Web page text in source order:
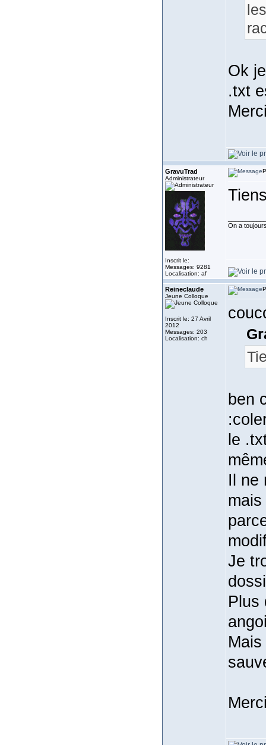
Ok
.txt
GravuTrad
Administrateur
Inscrit le:
Messages: 9281
Localisation: af
On a
Reineclaude
Jeune Colloque
Inscrit le: 27 Avril
2012
Messages: 203
Localisation: ch
ben
le
Il ne
Je
Plus